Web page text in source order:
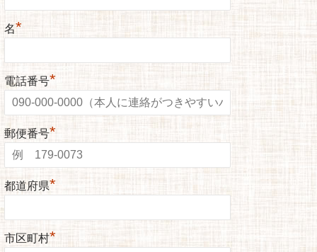
名*
電話番号*
郵便番号*
都道府県*
市区町村*